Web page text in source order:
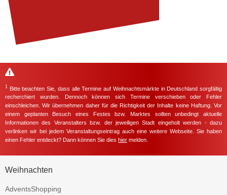
1
Bitte beachten Sie, dass alle Termine auf Weihnachtsmärkte in Deutschland sorgfältig
recherchiert wurden. Dennoch können sich Termine verschieben oder Fehler
einschleichen. Wir übernehmen daher für die Richtigkeit der Inhalte keine Haftung. Vor
einem geplanten Besuch eines Festes bzw. Marktes sollten unbedingt aktuelle
Informationen des Veranstalters bzw. der jeweiligen Stadt eingeholt werden - dazu
verlinken wir bei jedem Veranstaltungseintrag auch eine weitere Webseite. Sie haben
einen Fehler entdeckt? Dann können Sie dies hier melden.
Weihnachten
AdventsShopping